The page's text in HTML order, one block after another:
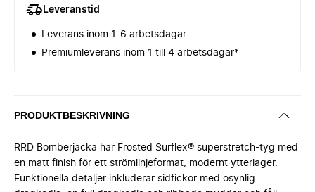
Leveranstid
Leverans inom 1-6 arbetsdagar
Premiumleverans inom 1 till 4 arbetsdagar*
PRODUKTBESKRIVNING
RRD Bomberjacka har Frosted Surflex® superstretch-tyg med
en matt finish för ett strömlinjeformat, modernt ytterlager.
Funktionella detaljer inkluderar sidfickor med osynlig